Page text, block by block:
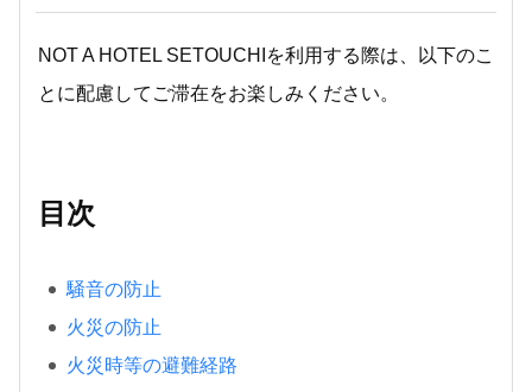
NOT A HOTEL SETOUCHIを利用する際は、以下のこ
とに配慮してご滞在をお楽しみください。
目次
騒音の防止
火災の防止
火災時等の避難経路